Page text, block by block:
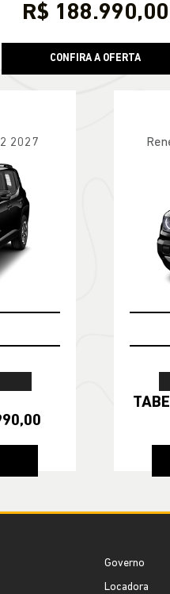
R$ 188.990,00
CONFIRA A OFERTA
2027
TABELA
Governo
Locadora